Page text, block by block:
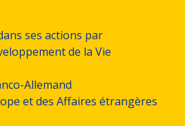
ses actions par
de la Vie
Allemand
et des Affaires étrangères